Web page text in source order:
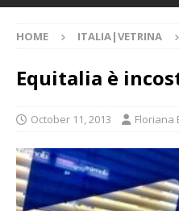
HOME ITALIA|VETRINA
Equitalia è
October 11, 2013 Floriana